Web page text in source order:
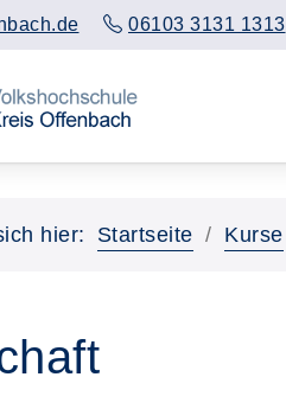
06103 3131 1313
hier: Startseite Kurse